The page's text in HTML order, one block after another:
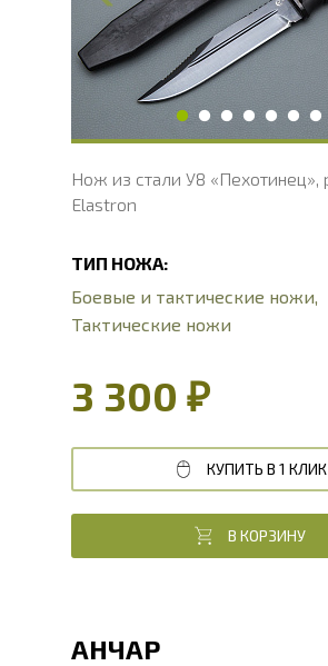
Ширина рукояти, мм
Длина рукояти, мм
Толщина рукояти, мм
Твердость клинка, HRC
Нож из стали У8 «Пехотинец»,
Elastron
ТИП НОЖА:
Боевые и тактические ножи,
Тактические ножи
3 300 ₽
КУПИТЬ В 1 КЛИК
В КОРЗИНУ
АНЧАР